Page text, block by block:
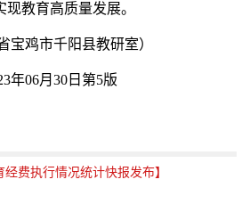
教育高质量发展。
宝鸡市千阳县教研室）
年06月30日第5版
经费执行情况统计快报发布】